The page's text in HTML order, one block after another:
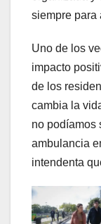
siempre para
Uno de los
impacto
de los
cambia la
no podíamos
ambulancia
intendenta